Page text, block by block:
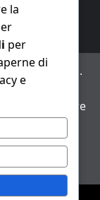
Trib. Milano n.
Fiorini
essere
intelligenza
un redattore
la
per
di
e